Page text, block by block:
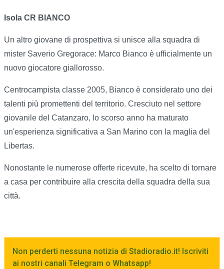
Isola CR BIANCO
Un altro giovane di prospettiva si unisce alla squadra di
mister Saverio Gregorace: Marco Bianco è ufficialmente un
nuovo giocatore giallorosso.
Centrocampista classe 2005, Bianco è considerato uno dei
talenti più promettenti del territorio. Cresciuto nel settore
giovanile del Catanzaro, lo scorso anno ha maturato
un'esperienza significativa a San Marino con la maglia del
Libertas.
Nonostante le numerose offerte ricevute, ha scelto di tornare
a casa per contribuire alla crescita della squadra della sua
città.
Non perderti nessuna notizia di Stadioradio.it! Iscriviti
ai nostri canali Telegram o Whatsapp!